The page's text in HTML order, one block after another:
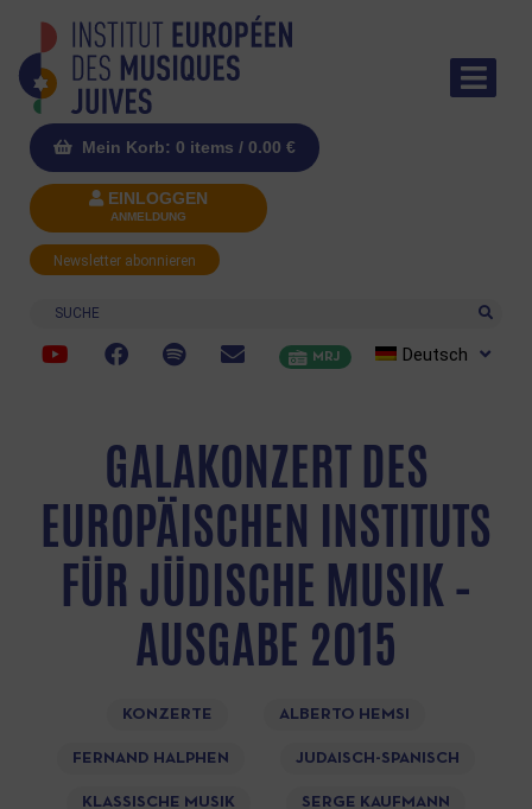
Mein Korb: 0 items / 0.00 €
EINLOGGEN
ANMELDUNG
Newsletter abonnieren
Suche
MRJ Deutsch
GALAKONZERT DES
EUROPÄISCHEN INSTITUTS
FÜR JÜDISCHE MUSIK –
AUSGABE 2015
KONZERTE ALBERTO HEMSI
FERNAND HALPHEN JUDAISCH-SPANISCH
KLASSISCHE MUSIK SERGE KAUFMANN